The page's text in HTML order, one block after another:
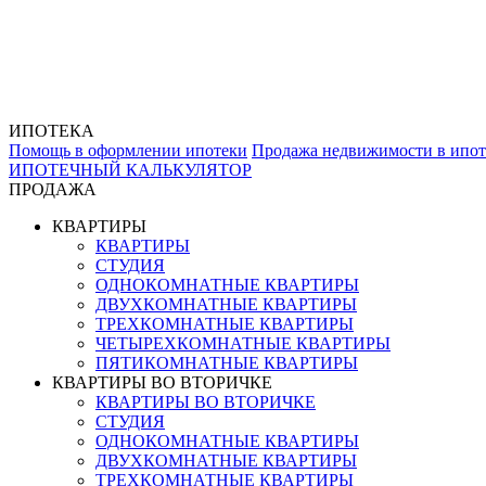
ИПОТЕКА
Помощь в оформлении ипотеки Продажа недвижимости в
ИПОТЕЧНЫЙ КАЛЬКУЛЯТОР
ПРОДАЖА
КВАРТИРЫ
КВАРТИРЫ
СТУДИЯ
ОДНОКОМНАТНЫЕ КВАРТИРЫ
ДВУХКОМНАТНЫЕ КВАРТИРЫ
ТРЕХКОМНАТНЫЕ КВАРТИРЫ
ЧЕТЫРЕХКОМНАТНЫЕ КВАРТИРЫ
ПЯТИКОМНАТНЫЕ КВАРТИРЫ
КВАРТИРЫ ВО ВТОРИЧКЕ
КВАРТИРЫ ВО ВТОРИЧКЕ
СТУДИЯ
ОДНОКОМНАТНЫЕ КВАРТИРЫ
ДВУХКОМНАТНЫЕ КВАРТИРЫ
ТРЕХКОМНАТНЫЕ КВАРТИРЫ